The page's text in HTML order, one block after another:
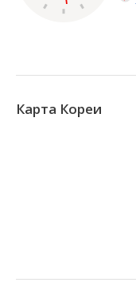
Карта Кореи